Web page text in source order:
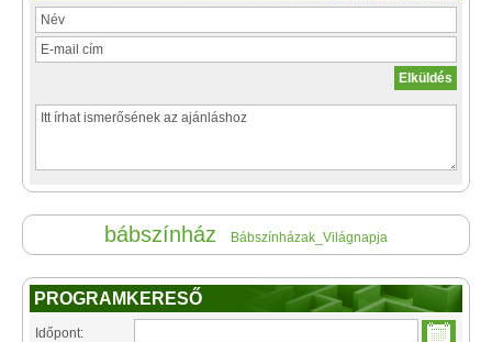
bábszínház Bábszínházak_Világnapja
PROGRAMKERESŐ
Időpont: